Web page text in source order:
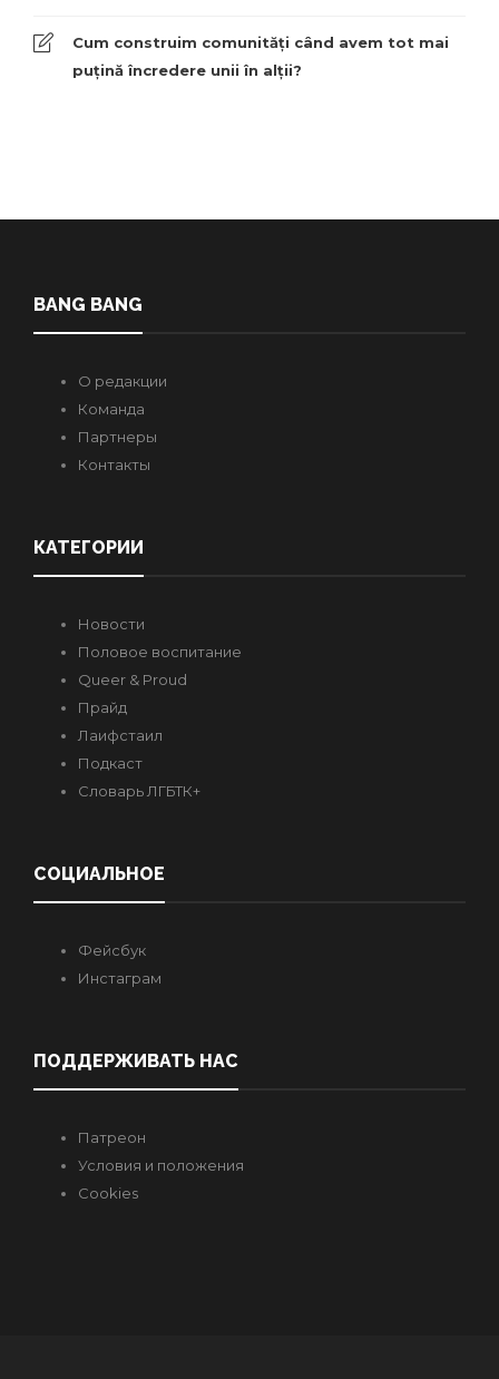
Cum construim comunități când avem tot mai
puțină încredere unii în alții?
BANG BANG
О редакции
Команда
Партнеры
Контакты
КАТЕГОРИИ
Новости
Половое воспитание
Queer & Proud
Прайд
Лаифстаил
Подкаст
Словарь ЛГБТК+
СОЦИАЛЬНОЕ
Фейсбук
Инстаграм
ПОДДЕРЖИВАТЬ НАС
Патреон
Условия и положения
Cookies